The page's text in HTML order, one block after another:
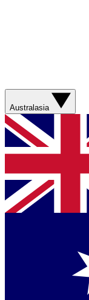
Australasia